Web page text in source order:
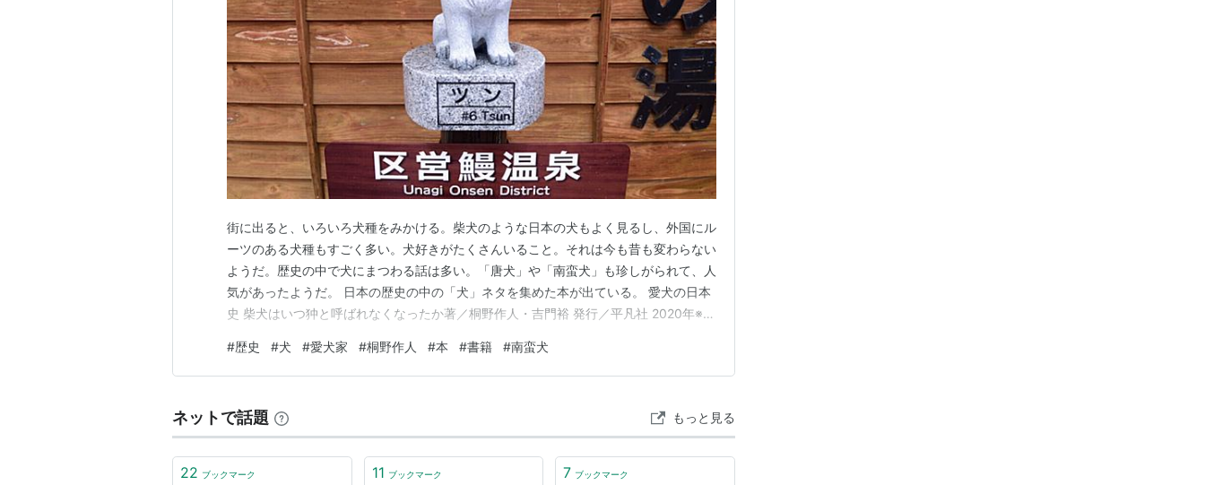
街に出ると、いろいろ犬種をみかける。柴犬のような日本の犬もよく見るし、外国にル
ーツのある犬種もすごく多い。犬好きがたくさんいること。それは今も昔も変わらない
ようだ。歴史の中で犬にまつわる話は多い。「唐犬」や「南蛮犬」も珍しがられて、人
気があったようだ。 日本の歴史の中の「犬」ネタを集めた本が出ている。 愛犬の日本
史 柴犬はいつ狆と呼ばれなくなったか著／桐野作人・吉門裕 発行／平凡社 2020年※画
ゆたか）氏による共著である。このコンビの著作には『猫の日本史』もある。こちらの
猫の本が面白くて、犬の本のほうに手を出…
#歴史 #犬 #愛犬家 #桐野作人 #本 #書籍 #南蛮犬
ネットで話題 もっと見る
22 ブックマーク 11 ブックマーク 7 ブックマーク